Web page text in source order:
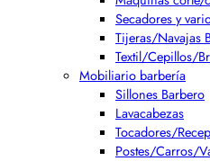
Secadores y
Tijeras/Navajas
Textil/Cepillos/
Mobiliario barbería
Sillones Barbero
Lavacabezas
Tocadores/
Postes/Carros/